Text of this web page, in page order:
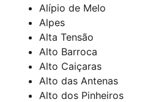
Alípio de Melo
Alpes
Alta Tensão
Alto Barroca
Alto Caiçaras
Alto das Antenas
Alto dos Pinheiros